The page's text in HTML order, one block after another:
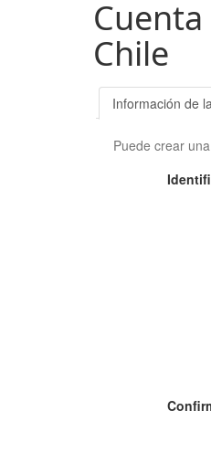
Chile
Información de
Puede crear